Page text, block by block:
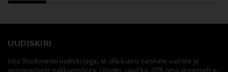
UUDISKIRI
Liitu Stockmanni uudiskirjaga, et olla kursis värskete uudiste ja